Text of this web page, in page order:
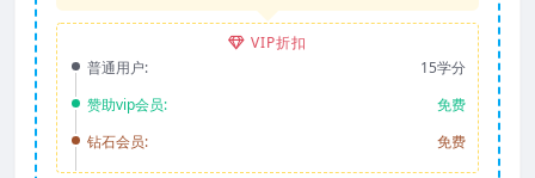
VIP折扣
普通用户:
15学分
赞助vip会员:
免费
钻石会员:
免费